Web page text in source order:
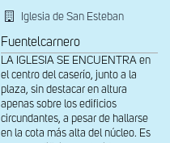
Iglesia de San Esteban
Fuentelcarnero
LA IGLESIA SE ENCUENTRA en
el centro del caserío, junto a la
plaza, sin destacar en altura
apenas sobre los edificios
circundantes, a pesar de hallarse
en la cota más alta del núcleo. Es